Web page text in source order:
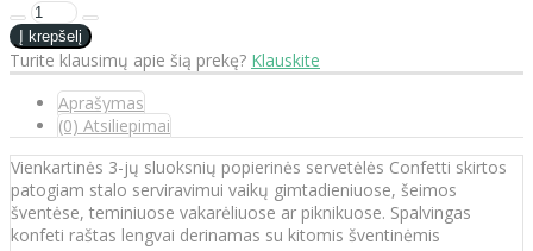
Turite klausimų apie šią prekę? Klauskite
Aprašymas
(0) Atsiliepimai
Vienkartinės 3-jų sluoksnių popierinės servetėlės Confetti skirtos
patogiam stalo serviravimui vaikų gimtadieniuose, šeimos
šventėse, teminiuose vakarėliuose ar piknikuose. Spalvingas
konfeti raštas lengvai derinamas su kitomis šventinėmis